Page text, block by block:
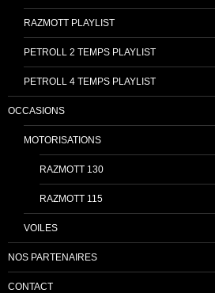
RAZMOTT PLAYLIST
PETROLL 2 TEMPS PLAYLIST
PETROLL 4 TEMPS PLAYLIST
OCCASIONS
MOTORISATIONS
RAZMOTT 130
RAZMOTT 115
VOILES
NOS PARTENAIRES
CONTACT